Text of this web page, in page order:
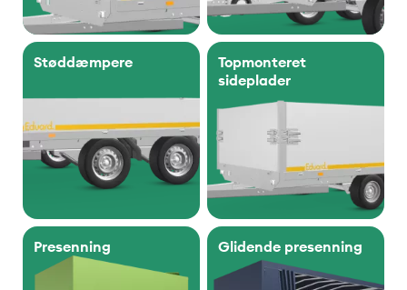
Støddæmpere
Topmonteret
sideplader
Presenning Glidende presenning